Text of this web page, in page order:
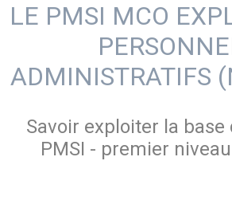
LE PMSI MCO
ADMINISTRATIFS
Savoir exploiter la base
PMSI - premier